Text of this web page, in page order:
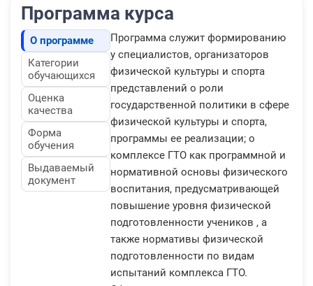
Программа курса
О программе
Категории
обучающихся
Оценка
качества
Форма
обучения
Выдаваемый
документ
Программа служит формированию
у специалистов, организаторов
физической культуры и спорта
представлений о роли
государственной политики в сфере
физической культуры и спорта,
программы ее реализации; о
комплексе ГТО как программной и
нормативной основы физического
воспитания, предусматривающей
повышение уровня физической
подготовленности учеников , а
также нормативы физической
подготовленности по видам
испытаний комплекса ГТО.